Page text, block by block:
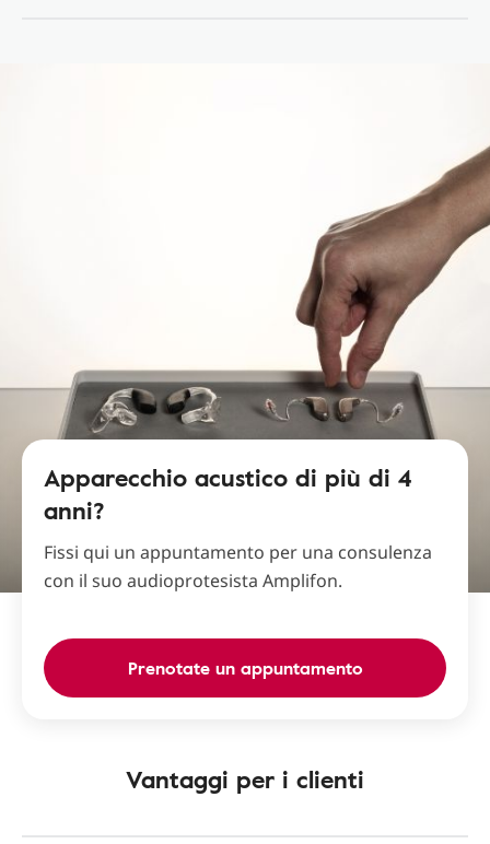
Apparecchio acustico di più di 4
anni?
Fissi qui un appuntamento per una consulenza
con il suo audioprotesista Amplifon.
Prenotate un appuntamento
Vantaggi per i clienti